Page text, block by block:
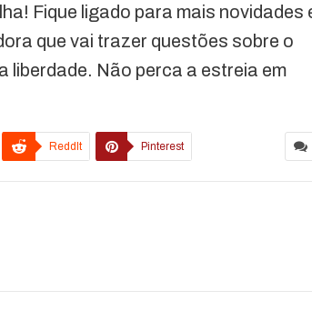
Fique ligado para mais novidades
que vai trazer questões sobre o
liberdade. Não perca a estreia em
ReddIt Pinterest